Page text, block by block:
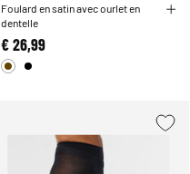
Foulard en satin avec ourlet en
dentelle
€ 26,99